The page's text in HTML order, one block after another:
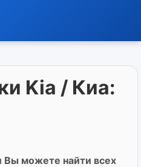
Kia / Киа:
Вы можете найти всех